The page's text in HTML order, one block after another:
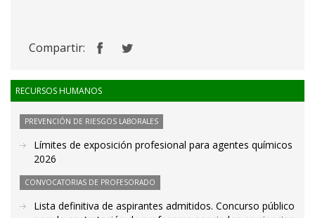
Compartir:
RECURSOS HUMANOS
PREVENCIÓN DE RIESGOS LABORALES
Límites de exposición profesional para agentes químicos
2026
CONVOCATORIAS DE PROFESORADO
Lista definitiva de aspirantes admitidos. Concurso público